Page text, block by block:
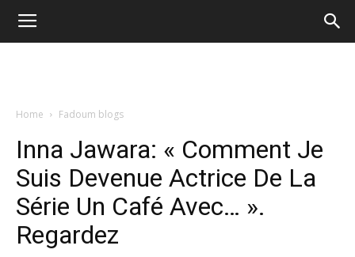
Home Fadoum blogs
Inna Jawara: « Comment Je
Suis Devenue Actrice De La
Série Un Café Avec… ».
Regardez